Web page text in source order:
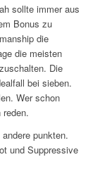
sollte immer aus
Bonus zu
die
die meisten
Die
bei sieben.
Wer schon
punkten.
und Suppressive